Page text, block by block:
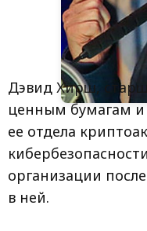
Дэвид Хирш,
ценным бумагам и
ее отдела
организации
в ней.